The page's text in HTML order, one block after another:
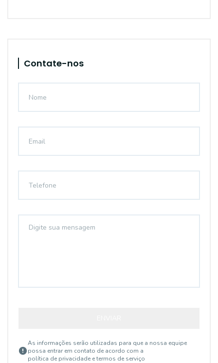
Contate-nos
As informações serão utilizadas para que a nossa equipe
possa entrar em contato de acordo com a
política de privacidade e termos de serviço